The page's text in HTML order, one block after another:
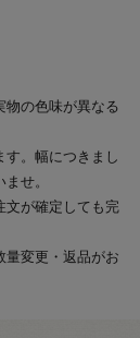
物の色味が異なる
す。幅につきまし
せ。
文が確定しても完
量変更・返品がお